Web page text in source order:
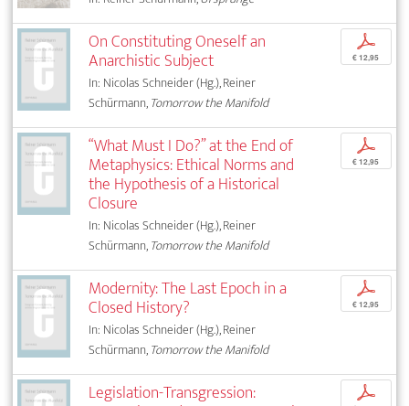
On Constituting Oneself an
Anarchistic Subject
In: Nicolas Schneider (Hg.), Reiner
Schürmann,Tomorrow the Manifold
p
€ 12,95
“What Must I Do?” at the End of
Metaphysics: Ethical Norms and
the Hypothesis of a Historical
Closure
In: Nicolas Schneider (Hg.), Reiner
Schürmann,Tomorrow the Manifold
p
€ 12,95
Modernity: The Last Epoch in a
Closed History?
In: Nicolas Schneider (Hg.), Reiner
Schürmann,Tomorrow the Manifold
p
€ 12,95
Legislation-Transgression: p